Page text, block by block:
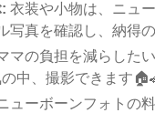
衣装や小物は、ニュ
写真を確認し、納得
マの負担を減らした
中、撮影できます
ューボーンフォトの